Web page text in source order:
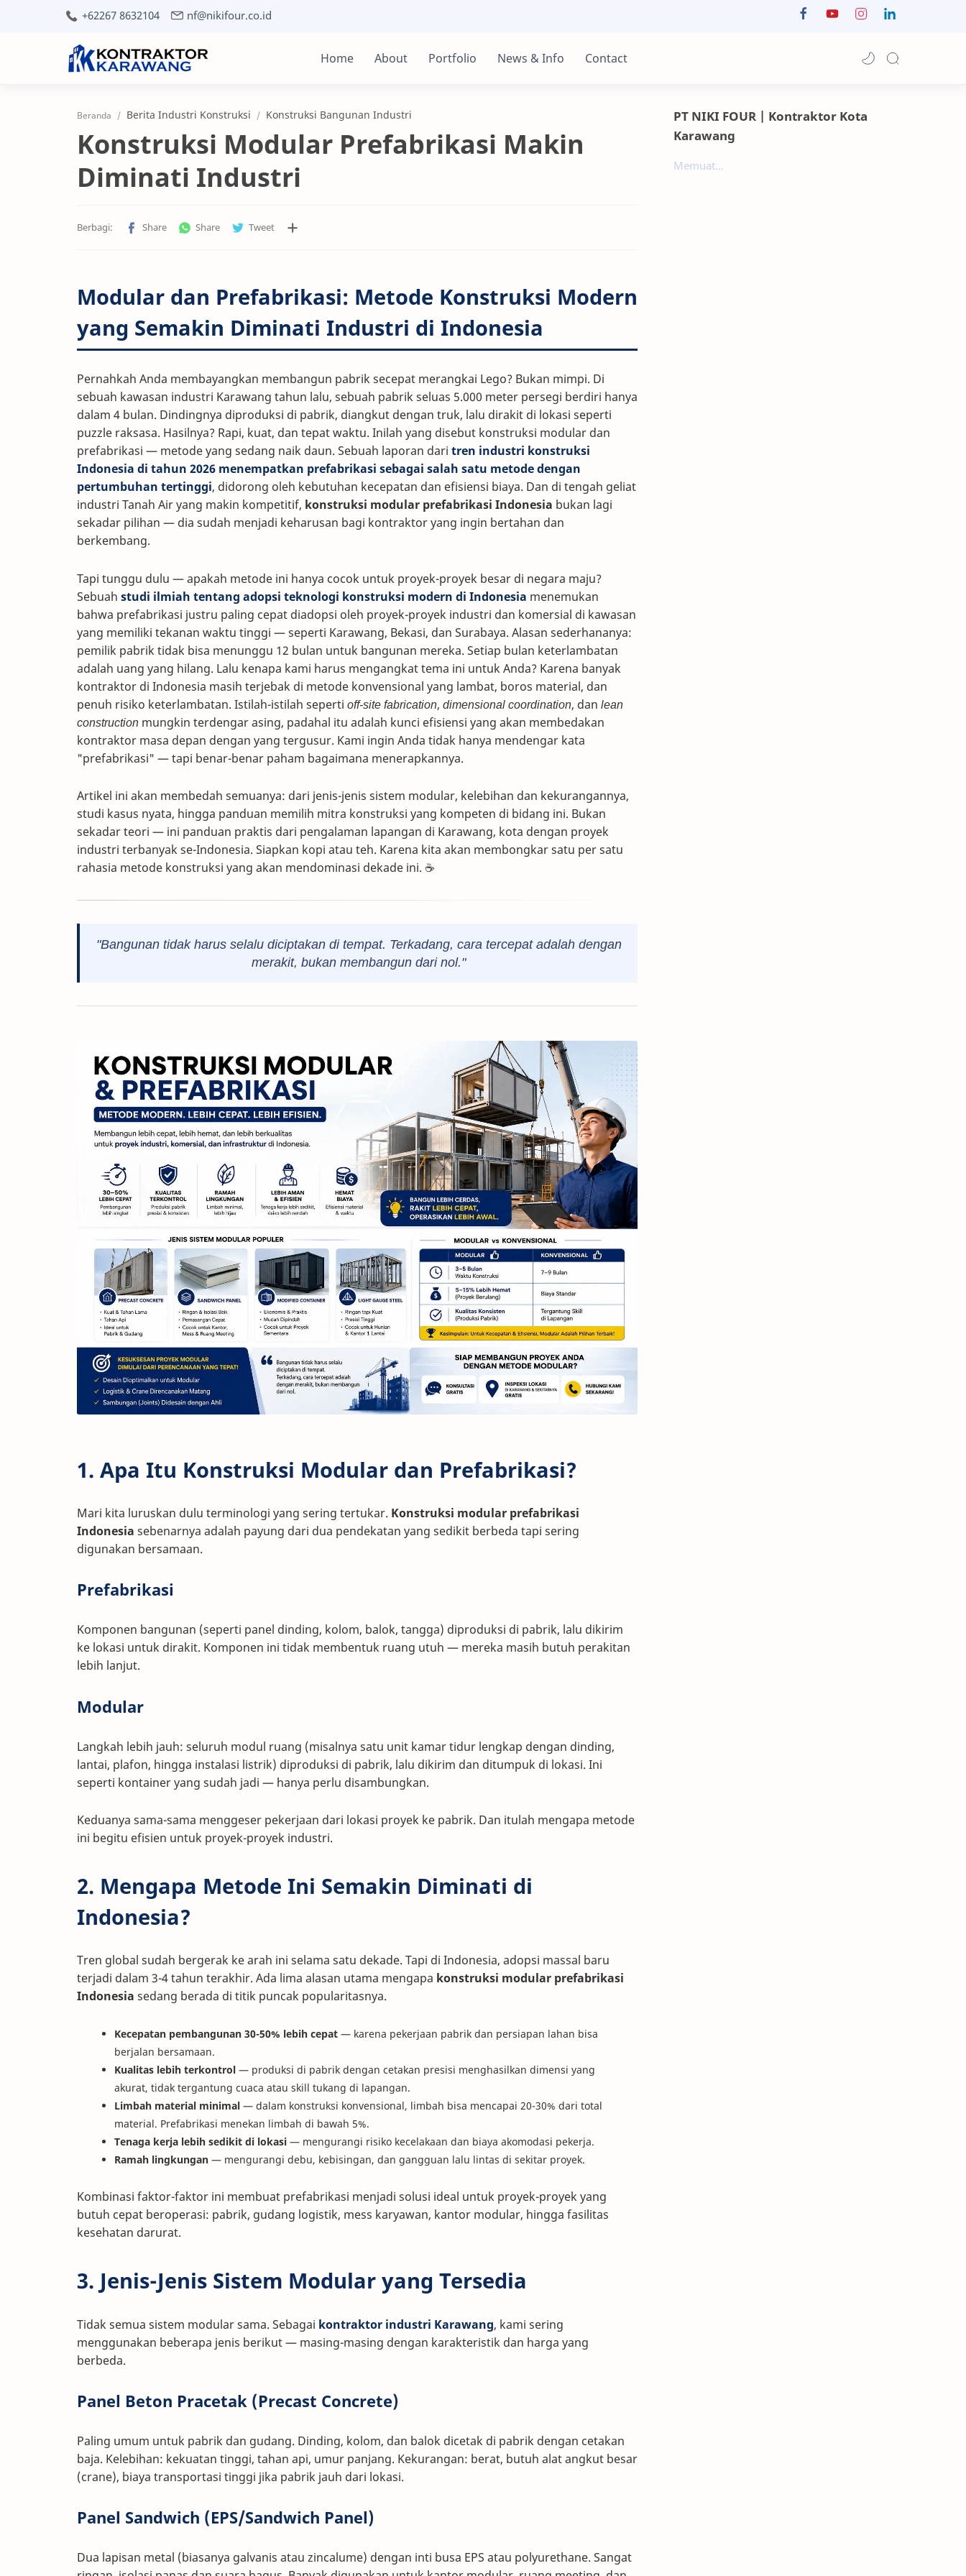
+62267 8632104 nf@nikifour.co.id
Home About Portfolio News & Info Contact
Beranda Berita Industri Konstruksi Konstruksi Bangunan Industri
Konstruksi Modular Prefabrikasi Makin
Diminati Industri
Modular dan Prefabrikasi: Metode Konstruksi Modern
yang Semakin Diminati Industri di Indonesia
Pernahkah Anda membayangkan membangun pabrik secepat merangkai Lego? Bukan mimpi. Di
sebuah kawasan industri Karawang tahun lalu, sebuah pabrik seluas 5.000 meter persegi berdiri hanya
dalam 4 bulan. Dindingnya diproduksi di pabrik, diangkut dengan truk, lalu dirakit di lokasi seperti
puzzle raksasa. Hasilnya? Rapi, kuat, dan tepat waktu. Inilah yang disebut konstruksi modular dan
prefabrikasi — metode yang sedang naik daun. Sebuah laporan dari tren industri konstruksi
Indonesia di tahun 2026 menempatkan prefabrikasi sebagai salah satu metode dengan
pertumbuhan tertinggi, didorong oleh kebutuhan kecepatan dan efisiensi biaya. Dan di tengah geliat
industri Tanah Air yang makin kompetitif, konstruksi modular prefabrikasi Indonesia bukan lagi
sekadar pilihan — dia sudah menjadi keharusan bagi kontraktor yang ingin bertahan dan
berkembang.
Tapi tunggu dulu — apakah metode ini hanya cocok untuk proyek-proyek besar di negara maju?
Sebuah studi ilmiah tentang adopsi teknologi konstruksi modern di Indonesia menemukan
bahwa prefabrikasi justru paling cepat diadopsi oleh proyek-proyek industri dan komersial di kawasan
yang memiliki tekanan waktu tinggi — seperti Karawang, Bekasi, dan Surabaya. Alasan sederhananya:
pemilik pabrik tidak bisa menunggu 12 bulan untuk bangunan mereka. Setiap bulan keterlambatan
adalah uang yang hilang. Lalu kenapa kami harus mengangkat tema ini untuk Anda? Karena banyak
kontraktor di Indonesia masih terjebak di metode konvensional yang lambat, boros material, dan
penuh risiko keterlambatan. Istilah-istilah seperti off-site fabrication, dimensional coordination, dan lean
construction mungkin terdengar asing, padahal itu adalah kunci efisiensi yang akan membedakan
kontraktor masa depan dengan yang tergusur. Kami ingin Anda tidak hanya mendengar kata
"prefabrikasi" — tapi benar-benar paham bagaimana menerapkannya.
Artikel ini akan membedah semuanya: dari jenis-jenis sistem modular, kelebihan dan kekurangannya,
studi kasus nyata, hingga panduan memilih mitra konstruksi yang kompeten di bidang ini. Bukan
sekadar teori — ini panduan praktis dari pengalaman lapangan di Karawang, kota dengan proyek
industri terbanyak se-Indonesia. Siapkan kopi atau teh. Karena kita akan membongkar satu per satu
rahasia metode konstruksi yang akan mendominasi dekade ini. ☕
"Bangunan tidak harus selalu diciptakan di tempat. Terkadang, cara tercepat adalah dengan
merakit, bukan membangun dari nol."
1. Apa Itu Konstruksi Modular dan Prefabrikasi?
Mari kita luruskan dulu terminologi yang sering tertukar. Konstruksi modular prefabrikasi
Indonesia sebenarnya adalah payung dari dua pendekatan yang sedikit berbeda tapi sering
digunakan bersamaan.
Prefabrikasi
Komponen bangunan (seperti panel dinding, kolom, balok, tangga) diproduksi di pabrik, lalu dikirim
ke lokasi untuk dirakit. Komponen ini tidak membentuk ruang utuh — mereka masih butuh perakitan
lebih lanjut.
Modular
Langkah lebih jauh: seluruh modul ruang (misalnya satu unit kamar tidur lengkap dengan dinding,
lantai, plafon, hingga instalasi listrik) diproduksi di pabrik, lalu dikirim dan ditumpuk di lokasi. Ini
seperti kontainer yang sudah jadi — hanya perlu disambungkan.
Keduanya sama-sama menggeser pekerjaan dari lokasi proyek ke pabrik. Dan itulah mengapa metode
ini begitu efisien untuk proyek-proyek industri.
2. Mengapa Metode Ini Semakin Diminati di
Indonesia?
Tren global sudah bergerak ke arah ini selama satu dekade. Tapi di Indonesia, adopsi massal baru
terjadi dalam 3-4 tahun terakhir. Ada lima alasan utama mengapa konstruksi modular prefabrikasi
Indonesia sedang berada di titik puncak popularitasnya.
Kecepatan pembangunan 30-50% lebih cepat — karena pekerjaan pabrik dan persiapan lahan bisa
berjalan bersamaan.
Kualitas lebih terkontrol — produksi di pabrik dengan cetakan presisi menghasilkan dimensi yang
akurat, tidak tergantung cuaca atau skill tukang di lapangan.
Limbah material minimal — dalam konstruksi konvensional, limbah bisa mencapai 20-30% dari total
material. Prefabrikasi menekan limbah di bawah 5%.
Tenaga kerja lebih sedikit di lokasi — mengurangi risiko kecelakaan dan biaya akomodasi pekerja.
Ramah lingkungan — mengurangi debu, kebisingan, dan gangguan lalu lintas di sekitar proyek.
Kombinasi faktor-faktor ini membuat prefabrikasi menjadi solusi ideal untuk proyek-proyek yang
butuh cepat beroperasi: pabrik, gudang logistik, mess karyawan, kantor modular, hingga fasilitas
kesehatan darurat.
3. Jenis-Jenis Sistem Modular yang Tersedia
Tidak semua sistem modular sama. Sebagai kontraktor industri Karawang, kami sering
menggunakan beberapa jenis berikut — masing-masing dengan karakteristik dan harga yang
berbeda.
Panel Beton Pracetak (Precast Concrete)
Paling umum untuk pabrik dan gudang. Dinding, kolom, dan balok dicetak di pabrik dengan cetakan
baja. Kelebihan: kekuatan tinggi, tahan api, umur panjang. Kekurangan: berat, butuh alat angkut besar
(crane), biaya transportasi tinggi jika pabrik jauh dari lokasi.
Panel Sandwich (EPS/Sandwich Panel)
Dua lapisan metal (biasanya galvanis atau zincalume) dengan inti busa EPS atau polyurethane. Sangat
PT NIKI FOUR | Kontraktor Kota
Karawang
Memuat...